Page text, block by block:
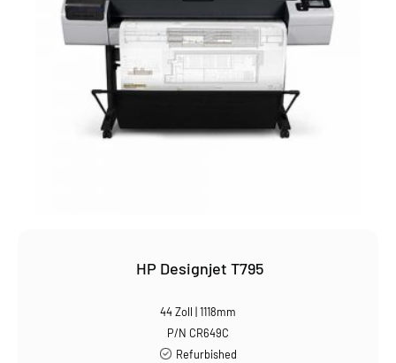
HP Designjet T795
44 Zoll | 1118mm
P/N CR649C
Refurbished